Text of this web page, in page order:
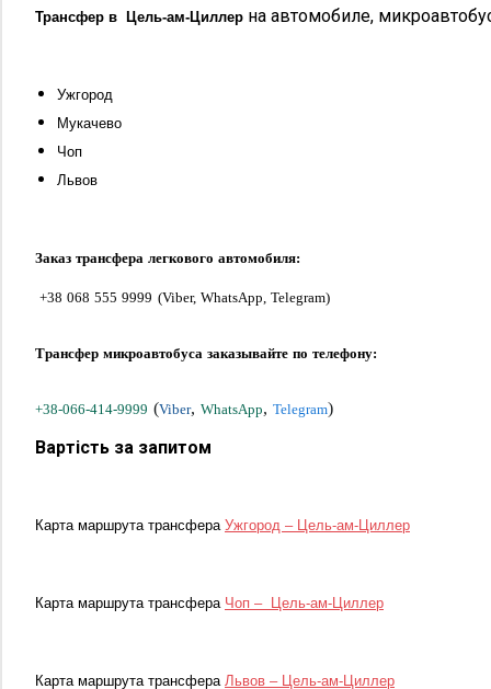
Трансфер в Цель-ам-Циллер на автомобиле,
Ужгород
Мукачево
Чоп
Львов
Заказ трансфера легкового автомобиля:
+38 068 555 9999 (Viber, WhatsApp, Telegram)
Трансфер микроавтобуса заказывайте по телефону:
+38-066-414-9999 (Viber,WhatsApp,Telegram)
Вартість за запитом
Карта маршрута трансфера Ужгород – Цель-ам-Циллер
Карта маршрута трансфера Чоп – Цель-ам-Циллер
Карта маршрута трансфера Львов – Цель-ам-Циллер